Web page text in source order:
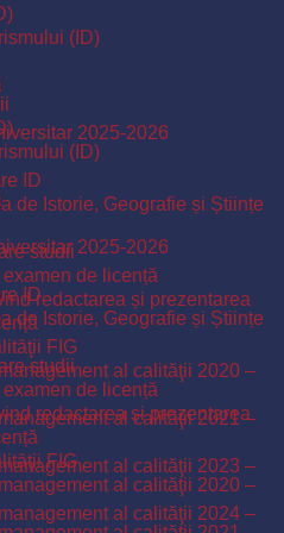
(ID)
2025-2026
ID
de Istorie, Geografie și Științe
studii
de licență
redactarea și prezentarea
FIG
al calităţii 2020 –
al calităţii 2021 –
al calităţii 2023 –
al calităţii 2024 –
(ID)
2025-2026
ID
de Istorie, Geografie și Științe
studii
de licență
redactarea și prezentarea
FIG
al calităţii 2020 –